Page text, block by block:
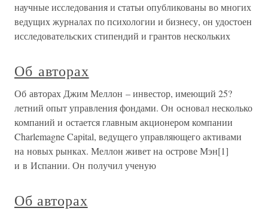
научные исследования и статьи опубликованы во многих
ведущих журналах по психологии и бизнесу, он удостоен
исследовательских стипендий и грантов нескольких
Об авторах
Об авторах Джим Меллон – инвестор, имеющий 25?
летний опыт управления фондами. Он основал несколько
компаний и остается главным акционером компании
Charlemagne Capital, ведущего управляющего активами
на новых рынках. Меллон живет на острове Мэн[1]
и в Испании. Он получил ученую
Об авторах